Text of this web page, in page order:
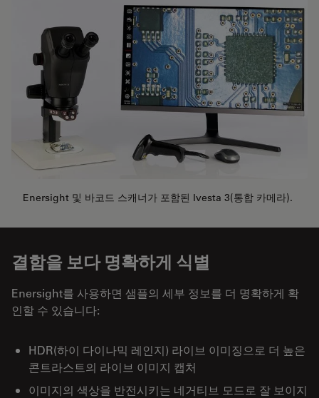
Enersight 및 바코드 스캐너가 포함된 Ivesta 3(통합 카메라).
결함을 보다 명확하게 식별
Enersight를 사용하면 샘플의 세부 정보를 더 명확하게 확
인할 수 있습니다:
HDR(하이 다이나믹 레인지) 라이브 이미징으로 더 높은
콘트라스트의 라이브 이미지 캡처
이미지의 색상을 반전시키는 네거티브 모드로 잘 보이지